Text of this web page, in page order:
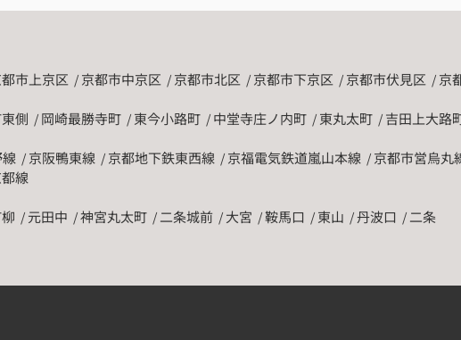
市上京区 京都市中京区 京都市北区 京都市下京区 京都市伏見区 京
側 岡崎最勝寺町 東今小路町 中堂寺庄ノ内町 東丸太町 吉田上大路
京阪鴨東線 京都地下鉄東西線 京福電気鉄道嵐山本線
京都市営烏丸
線
元田中 神宮丸太町 二条城前 大宮 鞍馬口 東山 丹波口 二条